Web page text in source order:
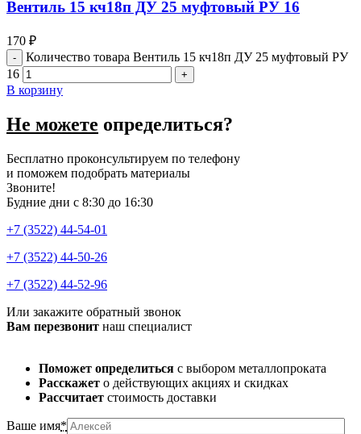
Вентиль 15 кч18п ДУ 25 муфтовый РУ 16
170 ₽
Количество товара Вентиль 15 кч18п ДУ 25 муфтовый РУ
16
В корзину
Не можете определиться?
Бесплатно проконсультируем по телефону
и поможем подобрать материалы
Звоните!
Будние дни с 8:30 до 16:30
+7 (3522) 44-54-01
+7 (3522) 44-50-26
+7 (3522) 44-52-96
Или закажите обратный звонок
Вам перезвонит наш специалист
Поможет определиться с выбором металлопроката
Расскажет о действующих акциях и скидках
Рассчитает стоимость доставки
Ваше имя*